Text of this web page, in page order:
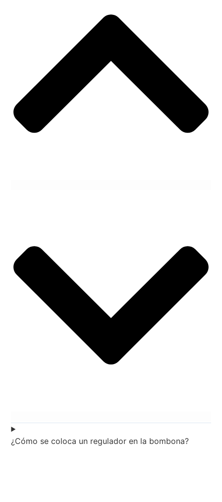
¿Cómo se coloca un regulador en la bombona?